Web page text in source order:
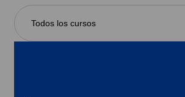
Todos los cursos